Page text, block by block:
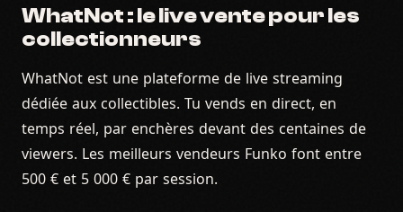
WhatNot : le live vente pour les
collectionneurs
WhatNot est une plateforme de live streaming
dédiée aux collectibles. Tu vends en direct, en
temps réel, par enchères devant des centaines de
viewers. Les meilleurs vendeurs Funko font entre
500 € et 5 000 € par session.